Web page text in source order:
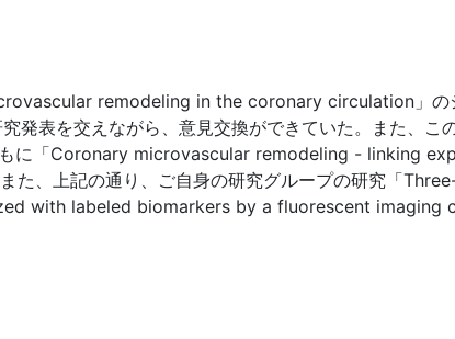
remodeling in the coronary circulation」の
発表を交えながら、意見交換ができていた。また、
もに「Coronary microvascular remodeling - linking
た、上記の通り、ご自身の研究グループの研究「
with labeled biomarkers by a fluorescent imaging